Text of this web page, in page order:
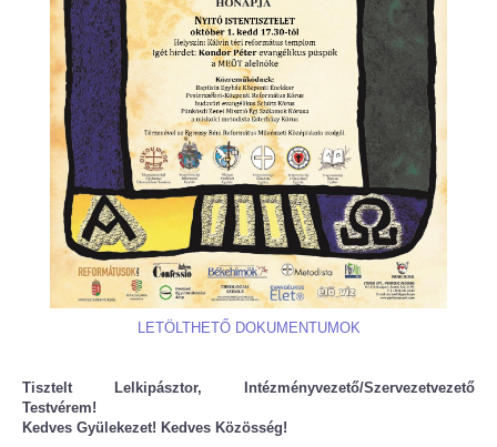
LETÖLTHETŐ DOKUMENTUMOK
Tisztelt Lelkipásztor, Intézményvezető/Szervezetvezető
Testvérem!
Kedves Gyülekezet! Kedves Közösség!